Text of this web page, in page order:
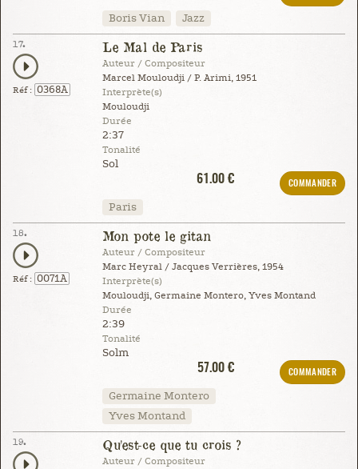
Boris Vian Jazz
17.
Réf : 0368A
Le Mal de Paris
Auteur / Compositeur
Marcel Mouloudji / P. Arimi, 1951
Interprète(s)
Mouloudji
Durée
2:37
Tonalité
Sol
61.00 €
COMMANDER
Paris
18.
Réf : 0071A
Mon pote le gitan
Auteur / Compositeur
Marc Heyral / Jacques Verrières, 1954
Interprète(s)
Mouloudji, Germaine Montero, Yves Montand
Durée
2:39
Tonalité
Solm
57.00 €
COMMANDER
Germaine Montero
Yves Montand
19. Qu'est-ce que tu crois ?
Auteur / Compositeur